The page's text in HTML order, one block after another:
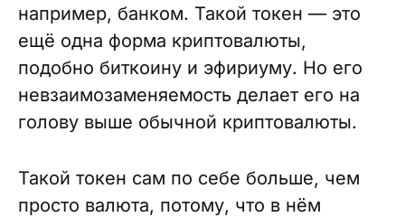
например, банком. Такой токен — это
ещё одна форма криптовалюты,
подобно биткоину и эфириуму. Но его
невзаимозаменяемость делает его на
голову выше обычной криптовалюты.
Такой токен сам по себе больше, чем
просто валюта, потому, что в нём